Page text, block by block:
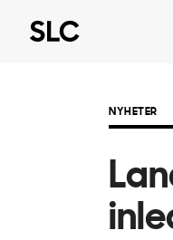
NYHETER